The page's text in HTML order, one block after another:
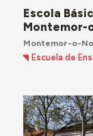
Escola
Montemor-
Montemor-o-
Escuela de